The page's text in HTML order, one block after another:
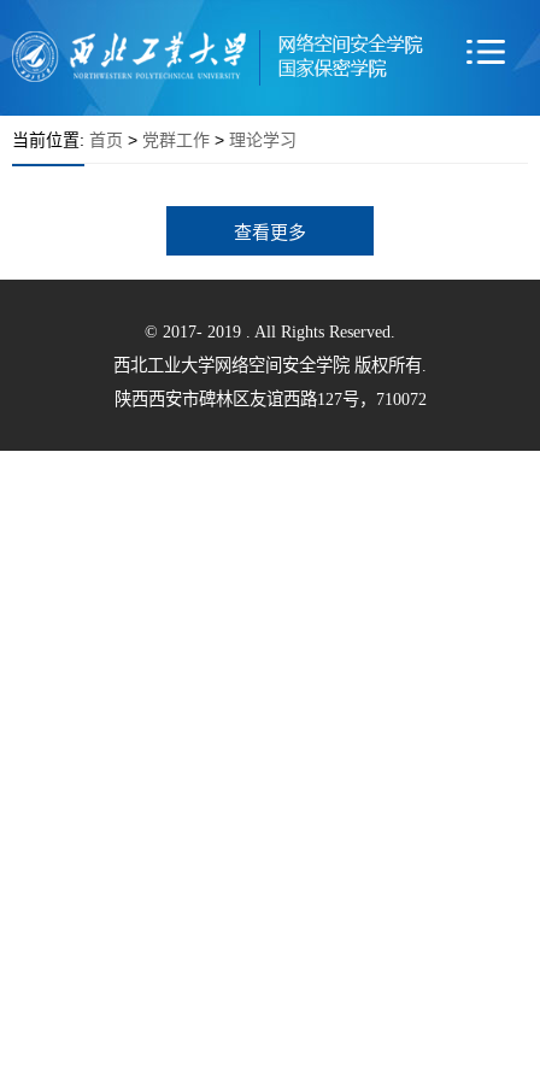
当前位置: 首页 > 党群工作 > 理论学习
查看更多
© 2017- 2019 . All Rights Reserved.
西北工业大学网络空间安全学院 版权所有.
陕西西安市碑林区友谊西路127号，710072